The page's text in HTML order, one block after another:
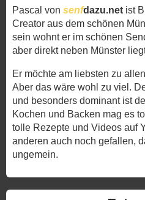
Pascal von senfdazu.net ist
Creator aus dem schönen
sein wohnt er im schönen
aber direkt neben Münster
Er möchte am liebsten zu
Aber das wäre wohl zu viel.
und besonders dominant ist
Kochen und Backen mag es
tolle Rezepte und Videos auf
anderen auch noch gefallen,
ungemein.